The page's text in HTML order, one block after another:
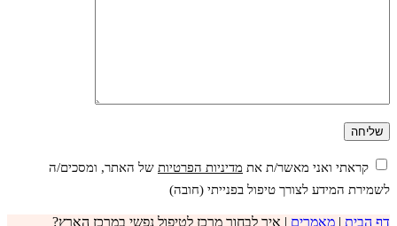
קראתי ואני מאשר/ת את מדיניות הפרטיות של האתר, ומסכים/ה
לשמירת המידע לצורך טיפול בפנייתי (חובה)
דף הבית | מאמרים | איך לבחור מרכז לטיפול נפשי במרכז הארץ?